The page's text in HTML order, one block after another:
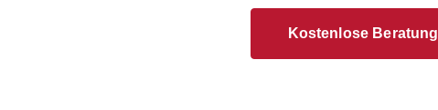
Kostenlose Beratung